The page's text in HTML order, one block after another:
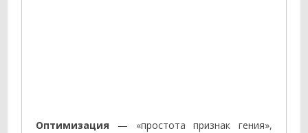
Оптимизация — «простота признак гения»,